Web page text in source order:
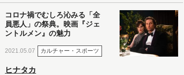
コロナ禍でむしろ沁みる「全
員悪人」の祭典。映画『ジェ
ントルメン』の魅力
2021.05.07 カルチャー・スポーツ
ヒナタカ